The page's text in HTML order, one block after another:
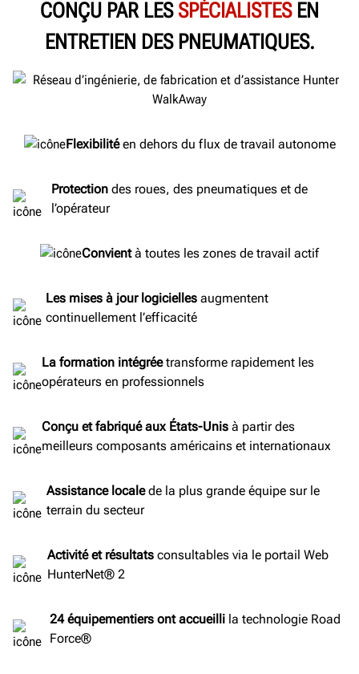
CONÇU PAR LES SPÉCIALISTESEN
ENTRETIEN DES PNEUMATIQUES.
Flexibilitéen dehors du flux de travail autonome
Protection des roues, des pneumatiques et de
l’opérateur
Convientà toutes les zones de travail actif
Les mises à jour logiciellesaugmentent
continuellement l’efficacité
La formation intégréetransforme rapidement les
opérateurs en professionnels
Conçu et fabriqué aux États-Unis à partir des
meilleurs composants américains et internationaux
Assistance localede la plus grande équipe sur le
terrain du secteur
Activité et résultats consultables via le portail Web
HunterNet® 2
24 équipementiers ont accueillila technologie Road
Force®